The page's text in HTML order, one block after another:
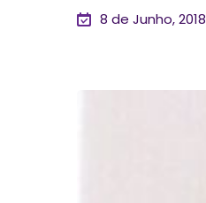
8 de Junho, 2018